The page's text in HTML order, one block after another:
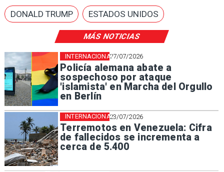
MÁS NOTICIAS
27/07/2026
Policía alemana abate a
sospechoso por ataque
'islamista' en Marcha del Orgullo
en Berlín
INTERNACIONAL
23/07/2026
Terremotos en Venezuela: Cifra
de fallecidos se incrementa a
cerca de 5.400
INTERNACIONAL
DONALD TRUMP ESTADOS UNIDOS